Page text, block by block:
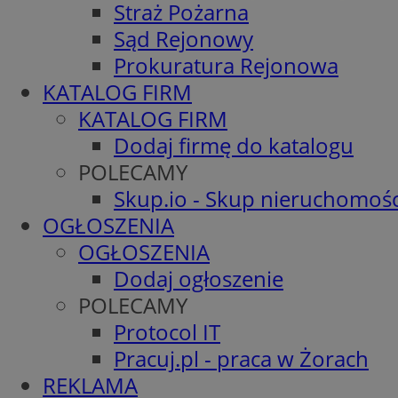
Straż Pożarna
Sąd Rejonowy
Prokuratura Rejonowa
KATALOG FIRM
KATALOG FIRM
Dodaj firmę do katalogu
POLECAMY
Skup.io - Skup
OGŁOSZENIA
OGŁOSZENIA
Dodaj ogłoszenie
POLECAMY
Protocol IT
Pracuj.pl - praca w Żorach
REKLAMA